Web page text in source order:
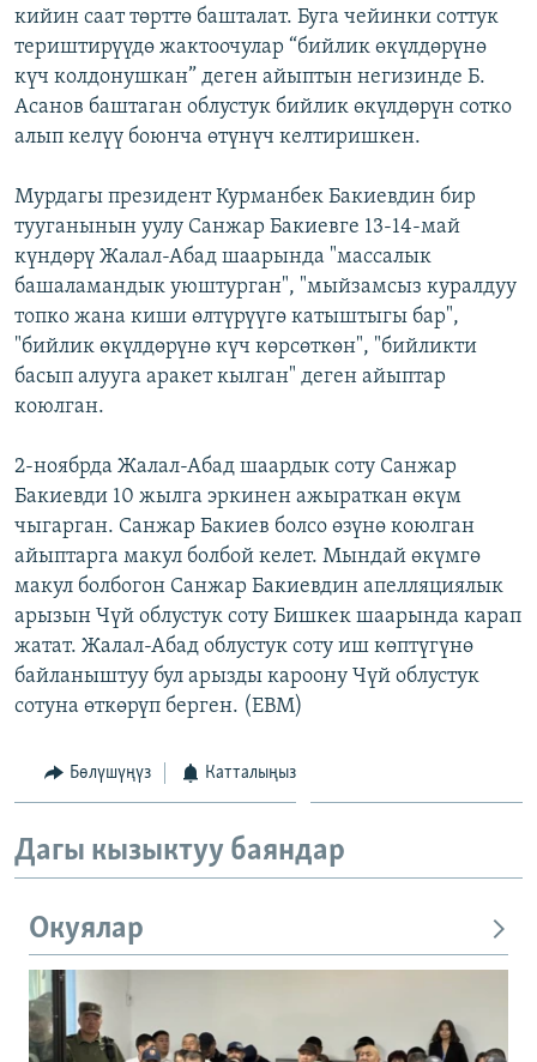
ЭЕ/АРнун бардык сайттары
кийин саат төрттө башталат. Буга чейинки соттук
териштирүүдө жактоочулар “бийлик өкүлдөрүнө
күч колдонушкан” деген айыптын негизинде Б.
Асанов баштаган облустук бийлик өкүлдөрүн сотко
алып келүү боюнча өтүнүч келтиришкен.
Мурдагы президент Курманбек Бакиевдин бир
тууганынын уулу Санжар Бакиевге 13-14-май
күндөрү Жалал-Абад шаарында "массалык
башаламандык уюштурган", "мыйзамсыз куралдуу
топко жана киши өлтүрүүгө катыштыгы бар",
"бийлик өкүлдөрүнө күч көрсөткөн", "бийликти
басып алууга аракет кылган" деген айыптар
коюлган.
2-ноябрда Жалал-Абад шаардык соту Санжар
Бакиевди 10 жылга эркинен ажыраткан өкүм
чыгарган. Санжар Бакиев болсо өзүнө коюлган
айыптарга макул болбой келет. Мындай өкүмгө
макул болбогон Санжар Бакиевдин апелляциялык
арызын Чүй облустук соту Бишкек шаарында карап
жатат. Жалал-Абад облустук соту иш көптүгүнө
байланыштуу бул арызды кароону Чүй облустук
сотуна өткөрүп берген. (EBM)
Бөлүшүңүз Катталыңыз
Дагы кызыктуу баяндар
Окуялар